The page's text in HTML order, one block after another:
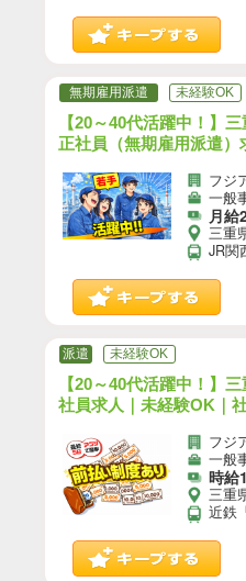
無期雇用派遣 未経験OK
【20～40代活躍中！】
正社員（無期雇用派遣
あり｜（YO-18544-11-
フジ
一般
月
三重
派遣 未経験OK
【20～40代活躍中！】
社員求人｜未経験OK｜
8-02-JP）【10】
フジ
一般
時給
三重